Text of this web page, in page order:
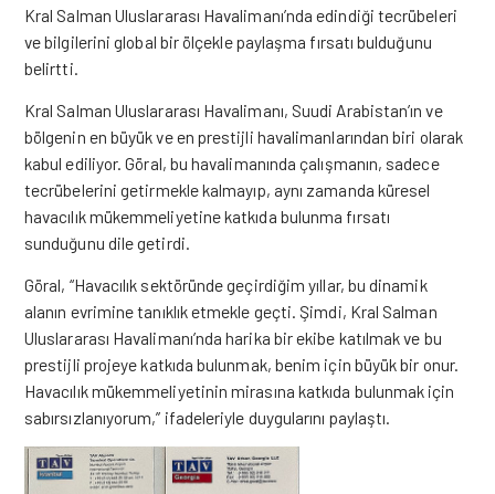
Kral Salman Uluslararası Havalimanı’nda edindiği tecrübeleri
ve bilgilerini global bir ölçekle paylaşma fırsatı bulduğunu
belirtti.
Kral Salman Uluslararası Havalimanı, Suudi Arabistan’ın ve
bölgenin en büyük ve en prestijli havalimanlarından biri olarak
kabul ediliyor. Göral, bu havalimanında çalışmanın, sadece
tecrübelerini getirmekle kalmayıp, aynı zamanda küresel
havacılık mükemmeliyetine katkıda bulunma fırsatı
sunduğunu dile getirdi.
Göral, “Havacılık sektöründe geçirdiğim yıllar, bu dinamik
alanın evrimine tanıklık etmekle geçti. Şimdi, Kral Salman
Uluslararası Havalimanı’nda harika bir ekibe katılmak ve bu
prestijli projeye katkıda bulunmak, benim için büyük bir onur.
Havacılık mükemmeliyetinin mirasına katkıda bulunmak için
sabırsızlanıyorum,” ifadeleriyle duygularını paylaştı.